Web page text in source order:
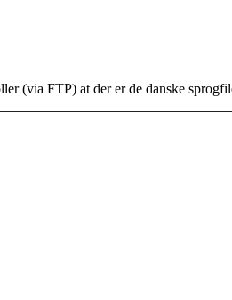
(via FTP) at der er de danske